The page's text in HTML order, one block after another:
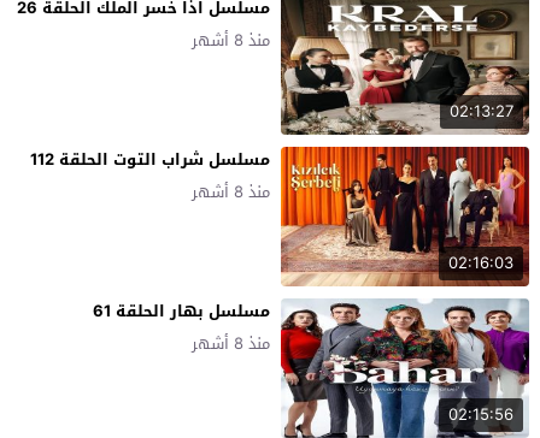
02:13:27
مسلسل اذا خسر الملك الحلقة 26
منذ 8 أشهر
02:16:03
مسلسل شراب التوت الحلقة 112
منذ 8 أشهر
02:15:56
مسلسل بهار الحلقة 61
منذ 8 أشهر